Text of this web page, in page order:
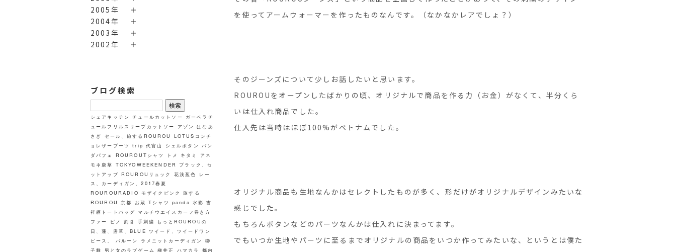
2005年
2004年
2003年
2002年
ブログ検索
検
索:
シェアキッチン チュールカットソー ガーベラチ
ュールフリルスリーブカットソー
アゾン はなあ
さぎ セール、旅するROUROU
LOTUSコンチ
ョレザーブーツ trip 代官山 シェルボタン パン
ダパフェ
ROUROUTシャツ トメ キタミ
アネ
モネ唐草 TOKYOWEEKENDER ブラック、セ
ットアップ ROUROUリュック 花浅葱色
レー
ス、カーディガン、2017春夏
ROUROURADIO モザイクピンク 旅する
ROUROU 京都 お蔵 Tシャツ panda 水彩 吉
祥柄トートバッグ マルチウエイスカーフ巻き方
ファー
ピノ 割引 手刺繍 もっとROUROUの
日、蓮、唐草、BLUE ツイード、ツイードワン
ピース、
バルーン ラメニットカーディガン
獅
子舞
男と女のラブゲーム 柳井正 ハマカラ
都内
を使ってアームウォーマーを作ったものなんです。（なかなかレアでしょ？）
そのジーンズについて少しお話したいと思います。
ROUROUをオープンしたばかりの頃、オリジナルで商品を作る力（お金）がなくて、半分くら
いは仕入れ商品でした。
仕入先は当時はほぼ100%がベトナムでした。
オリジナル商品も生地なんかはセレクトしたものが多く、形だけがオリジナルデザインみたいな
感じでした。
もちろんボタンなどのパーツなんかは仕入れに決まってます。
でもいつか生地やパーツに至るまでオリジナルの商品をいつか作ってみたいな、というとは僕た